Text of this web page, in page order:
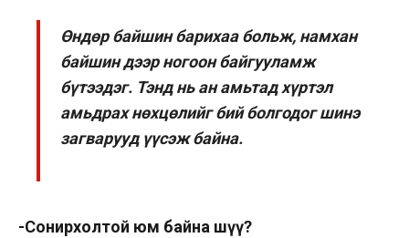
Өндөр байшин барихаа больж, намхан
байшин дээр ногоон байгууламж
бүтээдэг. Тэнд нь ан амьтад хүртэл
амьдрах нөхцөлийг бий болгодог шинэ
загварууд үүсэж байна.
-Сонирхолтой юм байна шүү?